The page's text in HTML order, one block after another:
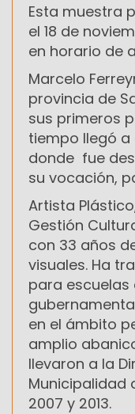
Esta muestra
el 18 de
en horario de
Marcelo
provincia de
sus primeros
tiempo llegó a
donde fue
su vocación,
Artista
Gestión
con 33 años
visuales. Ha
para escuelas
en el ámbito
amplio
llevaron a la
Municipalidad
2007 y 2013.